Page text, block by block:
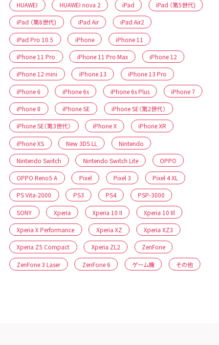
HUAWEI HUAWEI nova 2 iPad iPad （第5世代)
iPad （第6世代) iPad Air iPad Air2
iPad Pro 10.5 iPhone iPhone 11
iPhone 11 Pro iPhone 11 Pro Max iPhone 12
iPhone 12 mini iPhone 13 iPhone 13 Pro
iPhone 6 iPhone 6s iPhone 6s Plus iPhone 7
iPhone 8 iPhone SE iPhone SE（第2世代）
iPhone SE（第3世代） iPhone X iPhone XR
iPhone XS New 3DS LL Nintendo
Nintendo Switch Nintendo Switch Lite OPPO
OPPO Reno5 A Pixel Pixel 3 Pixel 4 XL
PS Vita-2000 PS3 PS4 PSP-3000
SONY Xperia Xperia 10 II Xperia 10 IIl
Xperia X Performance Xperia XZ Xperia XZ3
Xperia Z5 Compact Xperia ZL2 ZenFone
ZenFone 3 Laser ZenFone 6 ゲーム機 その他